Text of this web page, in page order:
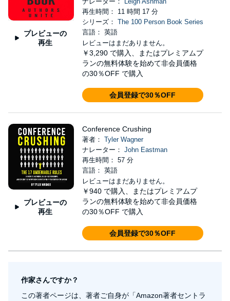
プレビューの
再生
再生時間： 11 時間 17 分
シリーズ： The 100 Person Book Series
言語： 英語
レビューはまだありません。
￥3,290 で購入、またはプレミアムプ
ランの無料体験を始めて非会員価格
の30％OFF で購入
会員登録で30％OFF
プレビューの
再生
Conference Crushing
著者： Tyler Wagner
ナレーター： John Eastman
再生時間： 57 分
言語： 英語
レビューはまだありません。
￥940 で購入、またはプレミアムプ
ランの無料体験を始めて非会員価格
の30％OFF で購入
会員登録で30％OFF
作家さんですか？
この著者ページは、著者ご自身が「Amazon著者セントラ